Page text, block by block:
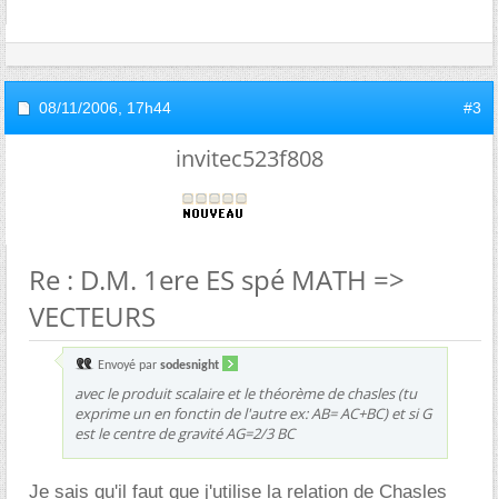
08/11/2006, 17h44 #3
invitec523f808
Re : D.M. 1ere ES spé MATH =>
VECTEURS
Envoyé par sodesnight
avec le produit scalaire et le théorème de chasles (tu
exprime un en fonctin de l'autre ex: AB= AC+BC) et si G
est le centre de gravité AG=2/3 BC
Je sais qu'il faut que j'utilise la relation de Chasles